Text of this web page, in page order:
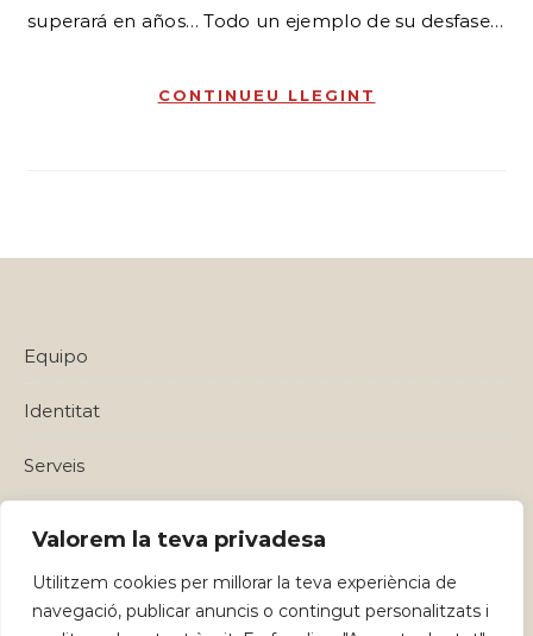
Valorem la teva privadesa
Utilitzem cookies per millorar la teva experiència de
navegació, publicar anuncis o contingut personalitzats i
superará en años… Todo un ejemplo de su desfase…
CONTINUEU LLEGINT
Equipo
Identitat
Serveis